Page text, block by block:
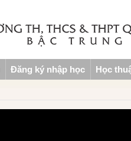
Đăng ký nhập học Học